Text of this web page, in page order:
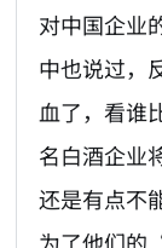
对中国企业
中也说过，
血了，看谁
名白酒企业
还是有点不